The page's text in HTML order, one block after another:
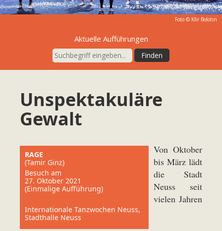
Foto © Kfir Bolotin
Aktuelle Aufführungen
Unspektakuläre
Gewalt
RAGE
(Tamir Ginz)
Besuch am
27. Oktober 2021
(Einmalige Aufführung)
Internationale Tanzwochen Neuss,
Stadthalle Neuss
Von Oktober
bis März lädt
die Stadt
Neuss seit
vielen Jahren